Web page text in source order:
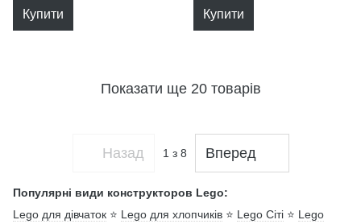
Купити Купити
Показати ще 20 товарів
Назад 1 з 8 Вперед
Популярні види конструкторов Lego:
Lego для дівчаток ⭐ Lego для хлопчиків ⭐ Lego Сіті ⭐ Lego